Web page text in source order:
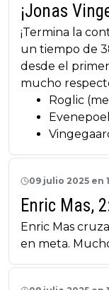
¡Jonas
¡Termina la
un tiempo de
desde el
mucho
Roglic
09 julio 2025 en
Enric Mas,
Enric Mas
en meta.